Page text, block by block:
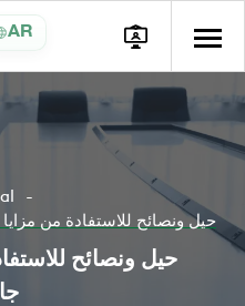
AR
8 حيل ونصائح للاستفادة من